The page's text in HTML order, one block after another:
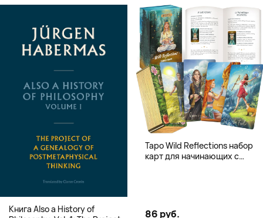
Книга Also a History of
Таро Wild Reflections набор
карт для начинающих с
86 руб.